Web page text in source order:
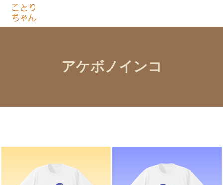
アケボノインコ